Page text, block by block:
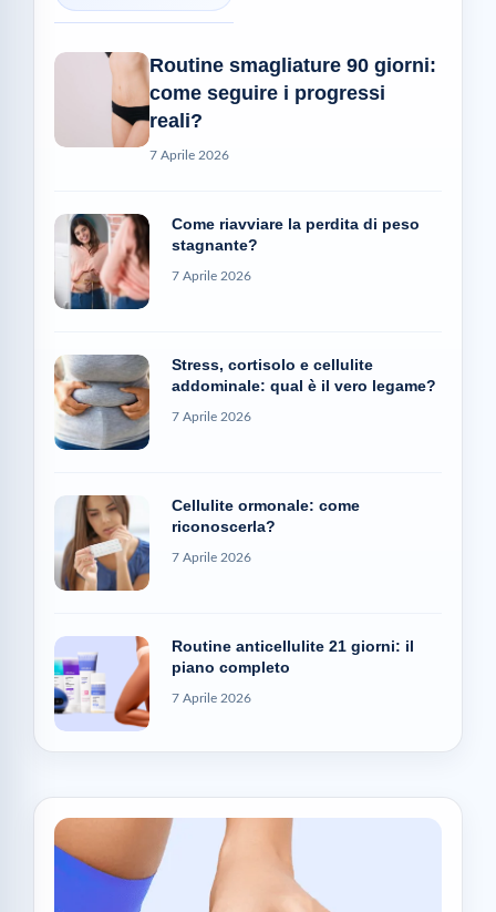
Routine smagliature 90 giorni:
come seguire i progressi
reali?
7 Aprile 2026
Come riavviare la perdita di peso
stagnante?
7 Aprile 2026
Stress, cortisolo e cellulite
addominale: qual è il vero legame?
7 Aprile 2026
Cellulite ormonale: come
riconoscerla?
7 Aprile 2026
Routine anticellulite 21 giorni: il
piano completo
7 Aprile 2026